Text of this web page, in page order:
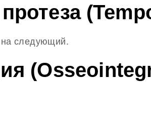
на следующий.